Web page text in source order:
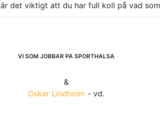
är det viktigt att du har full koll på vad
VI SOM JOBBAR PÅ SPORTHÄLSA
&
Oskar Lindholm - vd.